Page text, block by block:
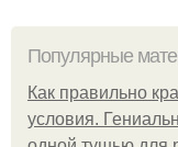
Популярные
Как правильно
условия.